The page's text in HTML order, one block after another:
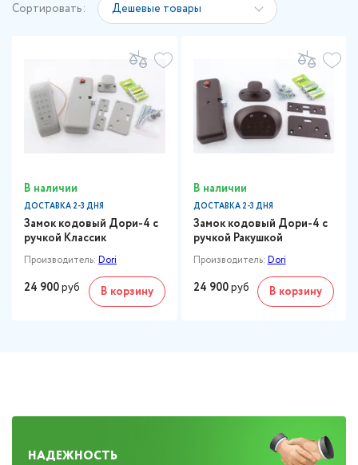
Сортировать: Дешевые товары
В наличии
ДОСТАВКА 2-3 ДНЯ
Замок кодовый Дори-4 с
ручкой Классик
Производитель: Dori
24 900руб В корзину
В наличии
ДОСТАВКА 2-3 ДНЯ
Замок кодовый Дори-4 с
ручкой Ракушкой
Производитель:Dori
24 900руб В корзину
НАДЕЖНОСТЬ